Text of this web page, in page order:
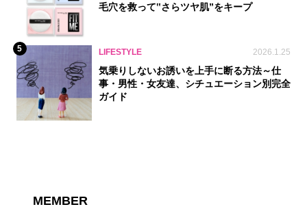
毛穴を救って‟さらツヤ肌”をキープ
5 LIFESTYLE 2026.1.25
気乗りしないお誘いを上手に断る方法～仕
事・男性・女友達、シチュエーション別完全
ガイド
MEMBER